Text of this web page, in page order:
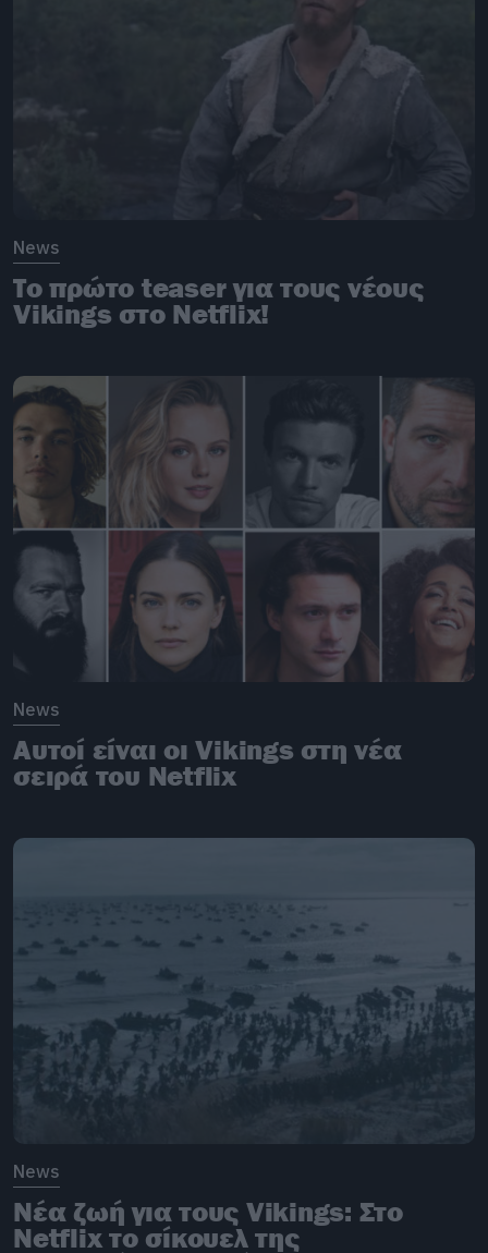
News
Το πρώτο teaser για τους νέους
Vikings στο Netflix!
News
Αυτοί είναι οι Vikings στη νέα
σειρά του Netflix
News
Νέα ζωή για τους Vikings: Στο
Netflix το σίκουελ της